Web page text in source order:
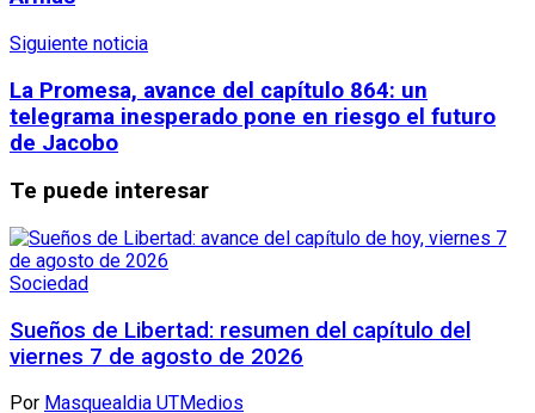
Siguiente noticia
La Promesa, avance del capítulo 864: un
telegrama inesperado pone en riesgo el futuro
de Jacobo
Te puede interesar
Sociedad
Sueños de Libertad: resumen del capítulo del
viernes 7 de agosto de 2026
Por Masquealdia UTMedios